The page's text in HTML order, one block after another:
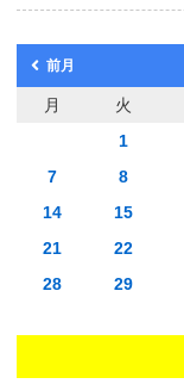
前月
月 火
1
7
8
14
15
21
22
28
29